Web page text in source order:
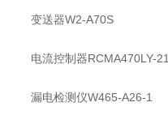
变送器W2-A70S
电流控制器RCMA470LY-21
漏电检测仪W465-A26-1